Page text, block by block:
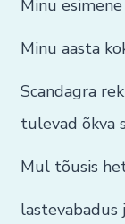
Minu
Minu aasta
Scandagra
tulevad õkva
Mul tõusis